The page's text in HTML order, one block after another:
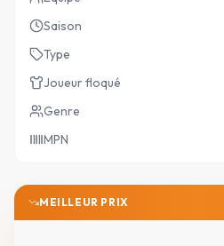
Saison
Type
Joueur floqué
Genre
MPN
MEILLEUR PRIX